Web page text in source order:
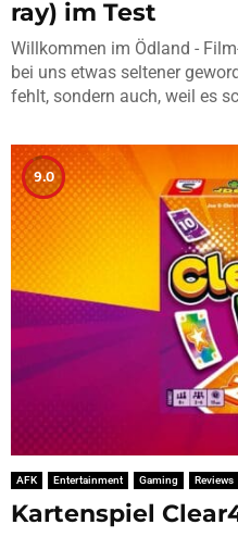
ray) im Test
Willkommen im Ödland -
bei uns etwas seltener
fehlt, sondern auch, weil es
9.0
AFK Entertainment Gaming Reviews
Kartenspiel